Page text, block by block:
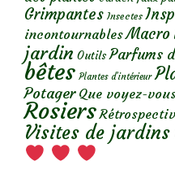
Grimpantes Insectes
incontournables Macro
jardin Outils Parfums
bêtes Plantes d’intérieur
Potager Que voyez-
Rosiers
Visites de jardins